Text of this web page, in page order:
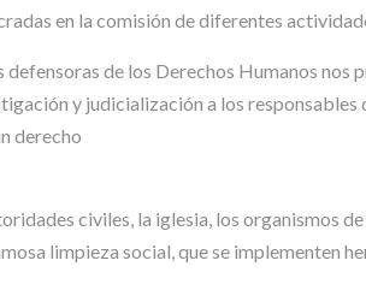
en la comisión de diferentes
defensoras de los Derechos Humanos
y judicialización a los
derecho
civiles, la iglesia, los organismos
limpieza social, que se implementen